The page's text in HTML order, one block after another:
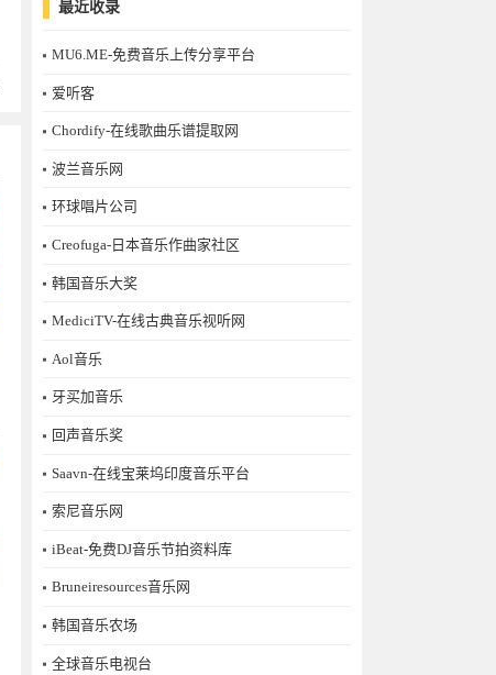
最近收录
MU6.ME-免费音乐上传分享平台
爱听客
Chordify-在线歌曲乐谱提取网
波兰音乐网
环球唱片公司
Creofuga-日本音乐作曲家社区
韩国音乐大奖
MediciTV-在线古典音乐视听网
Aol音乐
牙买加音乐
回声音乐奖
Saavn-在线宝莱坞印度音乐平台
索尼音乐网
iBeat-免费DJ音乐节拍资料库
Bruneiresources音乐网
韩国音乐农场
全球音乐电视台